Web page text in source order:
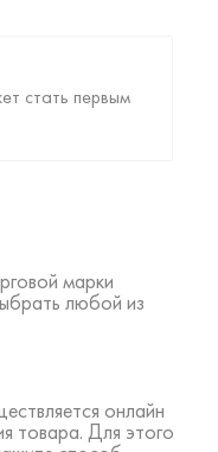
стать первым
марки
любой из
онлайн
товара. Для этого